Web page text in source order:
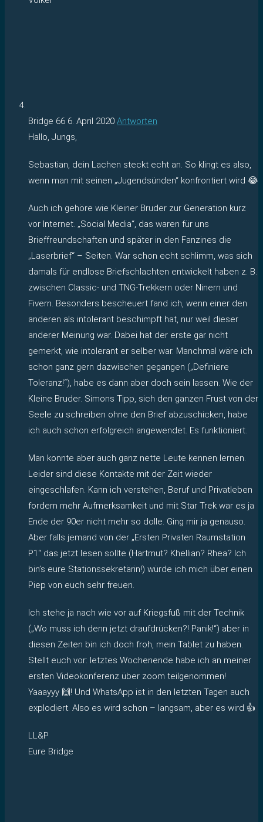
Bridge 66 6. April 2020 Antworten
Hallo, Jungs,
Sebastian, dein Lachen steckt echt an. So klingt es also,
wenn man mit seinen „Jugendsünden“ konfrontiert wird 😂
Auch ich gehöre wie Kleiner Bruder zur Generation kurz
vor Internet. „Social Media“, das waren für uns
Brieffreundschaften und später in den Fanzines die
„Laserbrief“ – Seiten. War schon echt schlimm, was sich
damals für endlose Briefschlachten entwickelt haben z. B.
zwischen Classic- und TNG-Trekkern oder Ninern und
Fivern. Besonders bescheuert fand ich, wenn einer den
anderen als intolerant beschimpft hat, nur weil dieser
anderer Meinung war. Dabei hat der erste gar nicht
gemerkt, wie intolerant er selber war. Manchmal wäre ich
schon ganz gern dazwischen gegangen („Definiere
Toleranz!“), habe es dann aber doch sein lassen. Wie der
Kleine Bruder. Simons Tipp, sich den ganzen Frust von der
Seele zu schreiben ohne den Brief abzuschicken, habe
ich auch schon erfolgreich angewendet. Es funktioniert.
Man konnte aber auch ganz nette Leute kennen lernen.
Leider sind diese Kontakte mit der Zeit wieder
eingeschlafen. Kann ich verstehen, Beruf und Privatleben
fordern mehr Aufmerksamkeit und mit Star Trek war es ja
Ende der 90er nicht mehr so dolle. Ging mir ja genauso.
Aber falls jemand von der „Ersten Privaten Raumstation
P1“ das jetzt lesen sollte (Hartmut? Khellian? Rhea? Ich
bin’s eure Stationssekretärin!) würde ich mich über einen
Piep von euch sehr freuen.
Ich stehe ja nach wie vor auf Kriegsfuß mit der Technik
(„Wo muss ich denn jetzt draufdrücken?! Panik!“) aber in
diesen Zeiten bin ich doch froh, mein Tablet zu haben.
Stellt euch vor: letztes Wochenende habe ich an meiner
ersten Videokonferenz über zoom teilgenommen!
Yaaayyy 🙌! Und WhatsApp ist in den letzten Tagen auch
explodiert. Also es wird schon – langsam, aber es wird 👍
LL&P
Eure Bridge